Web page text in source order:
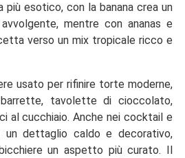
esotico, con la banana crea un
mentre con ananas e
verso un mix tropicale ricco e
usato per rifinire torte moderne,
tavolette di cioccolato,
al cucchiaio. Anche nei cocktail e
un dettaglio caldo e decorativo,
un aspetto più curato. Il